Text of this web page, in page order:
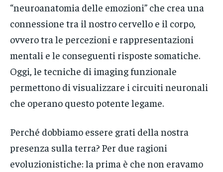
“neuroanatomia delle emozioni” che crea una
connessione tra il nostro cervello e il corpo,
ovvero tra le percezioni e rappresentazioni
mentali e le conseguenti risposte somatiche.
Oggi, le tecniche di imaging funzionale
permettono di visualizzare i circuiti neuronali
che operano questo potente legame.
Perché dobbiamo essere grati della nostra
presenza sulla terra? Per due ragioni
evoluzionistiche: la prima è che non eravamo